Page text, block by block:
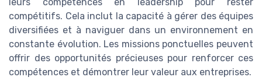
leurs compétences en leadership pour rester
compétitifs. Cela inclut la capacité à gérer des équipes
diversifiées et à naviguer dans un environnement en
constante évolution. Les missions ponctuelles peuvent
offrir des opportunités précieuses pour renforcer ces
compétences et démontrer leur valeur aux entreprises.